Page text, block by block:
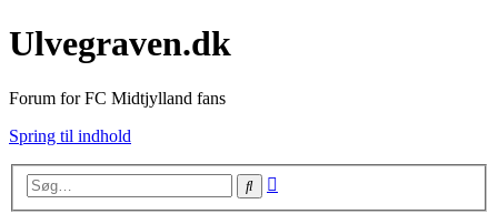
Ulvegraven.dk
Forum for FC Midtjylland fans
Spring til indhold
Søg